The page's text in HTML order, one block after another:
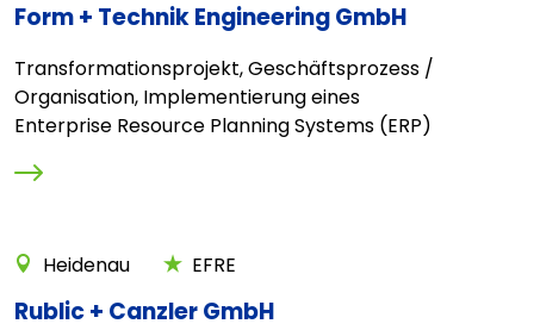
Form + Technik Engineering GmbH
Transformationsprojekt, Geschäftsprozess /
Organisation, Implementierung eines
Enterprise Resource Planning Systems (ERP)
Heidenau EFRE
Rublic + Canzler GmbH